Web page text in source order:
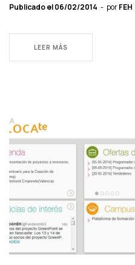
Publicado el06/02/2014 porFEH
LEER MÁS